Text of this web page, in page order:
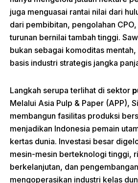
juga menguasai rantai nilai dari
dari pembibitan, pengolahan
turunan bernilai tambah tinggi.
bukan sebagai komoditas
basis industri strategis jangka
Langkah serupa terlihat di sektor
Melalui Asia Pulp & Paper (APP),
membangun fasilitas produksi
menjadikan Indonesia pemain
kertas dunia. Investasi besar
mesin-mesin berteknologi tinggi,
berkelanjutan, dan
mengoperasikan industri kelas